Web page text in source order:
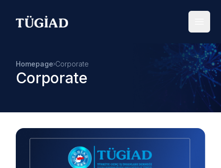
Your Company
Homepage Corporate
Corporate